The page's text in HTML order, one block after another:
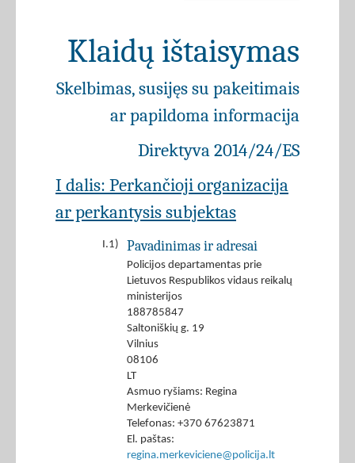
Klaidų ištaisymas
Skelbimas, susijęs su pakeitimais
ar papildoma informacija
Direktyva 2014/24/ES
I dalis: Perkančioji organizacija
ar perkantysis subjektas
I.1) Pavadinimas ir adresai
Policijos departamentas prie
Lietuvos Respublikos vidaus reikalų
ministerijos
188785847
Saltoniškių g. 19
Vilnius
08106
LT
Asmuo ryšiams: Regina
Merkevičienė
Telefonas: +370 67623871
El. paštas:
regina.merkeviciene@policija.lt